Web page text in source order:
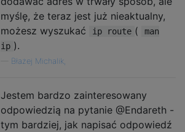
myślę, że teraz jest już nieaktualny,
możesz wyszukać
ip route (
man
ip ).
Błażej Michalik,
Jestem bardzo zainteresowany
odpowiedzią na pytanie @Endareth -
tym bardziej, jak napisać odpowiedź